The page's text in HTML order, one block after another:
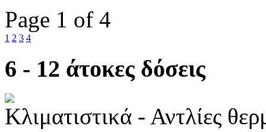
Page 1 of 4
1 2 3 4
6 - 12 άτοκες δόσεις
Κλιματιστικά - Αντλίες